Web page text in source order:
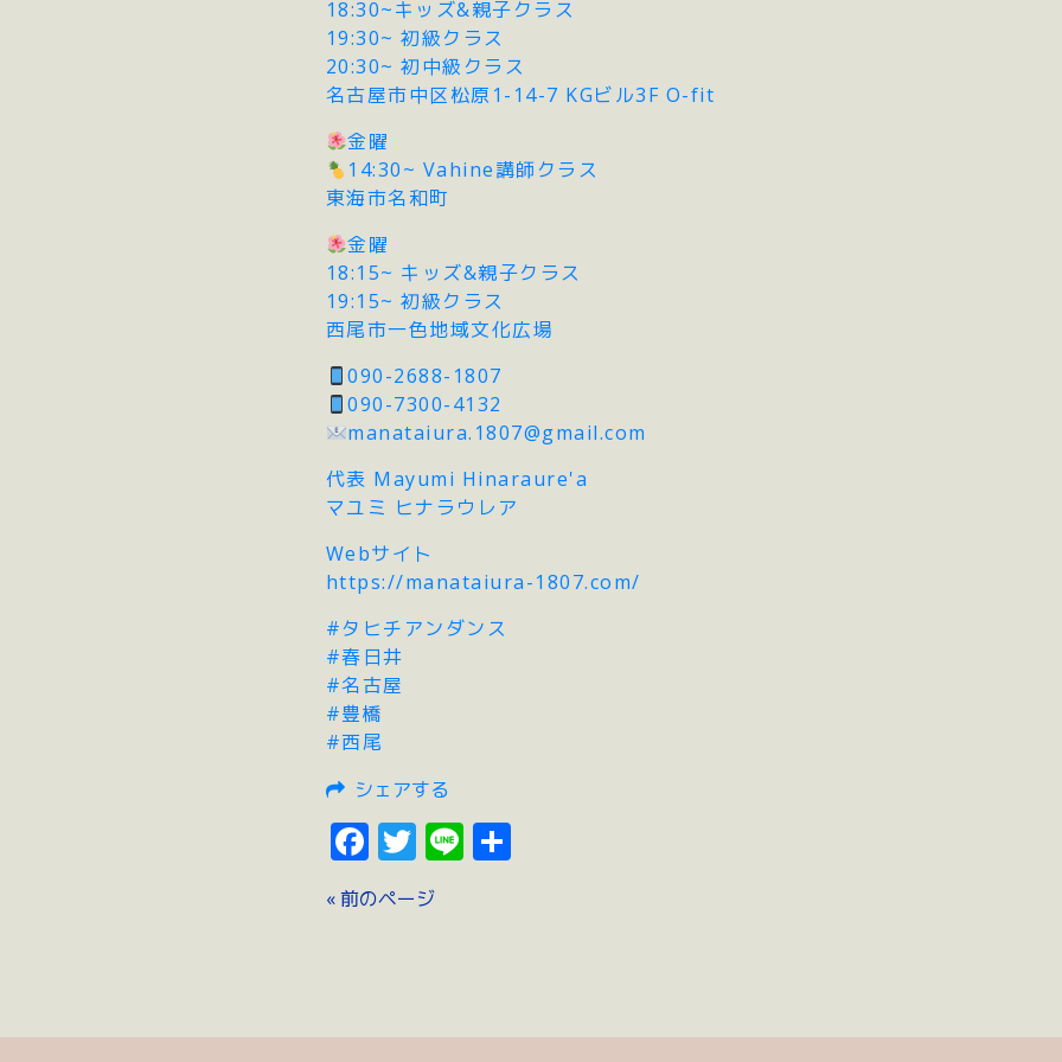
18:30~キッズ&親子クラス
19:30~ 初級クラス
20:30~ 初中級クラス
名古屋市中区松原1-14-7 KGビル3F O-fit
金曜
14:30~ Vahine講師クラス
東海市名和町
金曜
18:15~ キッズ&親子クラス
19:15~ 初級クラス
西尾市一色地域文化広場
090-2688-1807
090-7300-4132
manataiura.1807@gmail.com
代表 Mayumi Hinaraure'a
マユミ ヒナラウレア
Webサイト
https://manataiura-1807.com/
#タヒチアンダンス
#春日井
#名古屋
#豊橋
#西尾
シェアする
Facebook
Twitter
Line共
« 前のページ